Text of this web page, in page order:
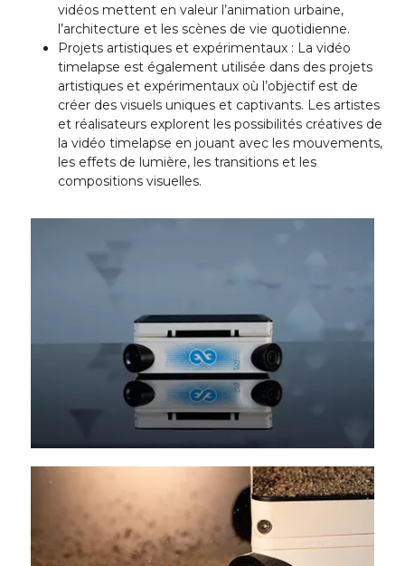
vidéos mettent en valeur l’animation urbaine,
l’architecture et les scènes de vie quotidienne.
Projets artistiques et expérimentaux : La vidéo
timelapse est également utilisée dans des projets
artistiques et expérimentaux où l’objectif est de
créer des visuels uniques et captivants. Les artistes
et réalisateurs explorent les possibilités créatives de
la vidéo timelapse en jouant avec les mouvements,
les effets de lumière, les transitions et les
compositions visuelles.